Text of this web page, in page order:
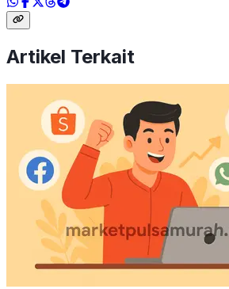
Artikel Terkait